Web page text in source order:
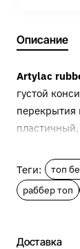
Описание
Artylac
густой
перекрытия
плёнки и
(мерцающая
Теги: топ
раббер топ
Доставка